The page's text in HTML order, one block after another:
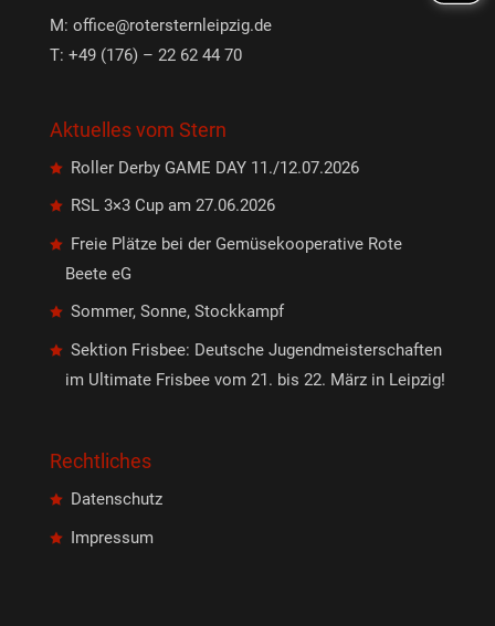
M: office@rotersternleipzig.de
T: +49 (176) – 22 62 44 70
Aktuelles vom Stern
Roller Derby GAME DAY 11./12.07.2026
RSL 3×3 Cup am 27.06.2026
Freie Plätze bei der Gemüsekooperative Rote
Beete eG
Sommer, Sonne, Stockkampf
Sektion Frisbee: Deutsche Jugendmeisterschaften
im Ultimate Frisbee vom 21. bis 22. März in Leipzig!
Rechtliches
Datenschutz
Impressum